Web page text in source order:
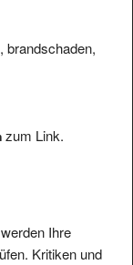
brandschaden,
zum Link.
Ihre
Kritiken und